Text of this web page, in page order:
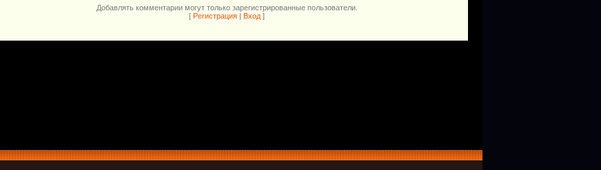
Добавлять комментарии могут только зарегистрированные пользователи.
[ Регистрация Вход ]